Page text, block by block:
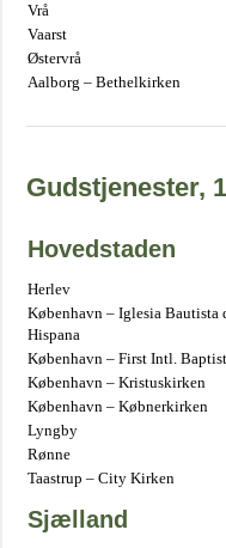
Vrå
Vaarst
Østervrå
Aalborg – Bethelkirken
Gudstjenester,
Hovedstaden
Herlev
København – Iglesia Bautista
Hispana
København – First Intl.
København – Kristuskirken
København – Købnerkirken
Lyngby
Rønne
Taastrup – City Kirken
Sjælland